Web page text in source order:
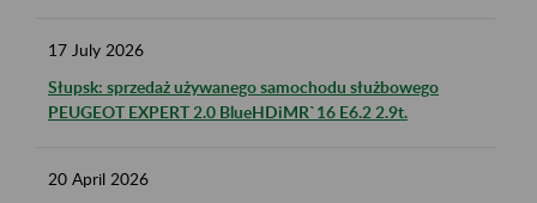
17 July 2026
Słupsk: sprzedaż używanego samochodu służbowego
PEUGEOT EXPERT 2.0 BlueHDiMR`16 E6.2 2.9t.
20 April 2026